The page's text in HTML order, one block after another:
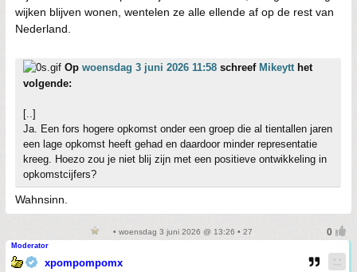
wijken blijven wonen, wentelen ze alle ellende af op de rest van
Nederland.
Op woensdag 3 juni 2026 11:58 schreef Mikeytt het
volgende:
[..]
Ja. Een fors hogere opkomst onder een groep die al tientallen jaren
een lage opkomst heeft gehad en daardoor minder representatie
kreeg. Hoezo zou je niet blij zijn met een positieve ontwikkeling in
opkomstcijfers?
Wahnsinn.
• woensdag 3 juni 2026 @ 13:26 • 27
Moderator
xpompompomx